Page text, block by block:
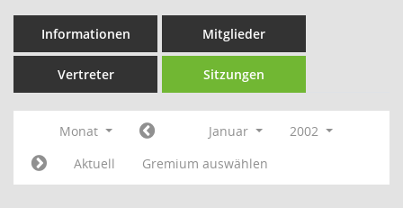
Informationen Mitglieder
Vertreter Sitzungen
Monat Januar
2002
Aktuell
Gremium auswählen